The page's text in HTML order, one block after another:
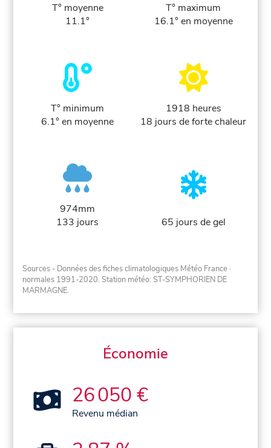
T° moyenne
11.1°
T° maximum
16.1° en moyenne
T° minimum
6.1° en moyenne
1918 heures
18 jours de forte chaleur
974mm
133 jours
65 jours de gel
Sources - Données des fiches climatologiques Météo France ·
normales 1991-2020. Station météo: ST-SYMPHORIEN DE
MARMAGNE.
Économie
26 050 €
Revenu médian